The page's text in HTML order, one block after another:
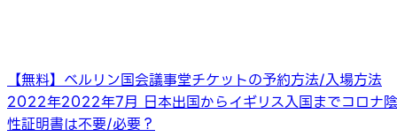
【無料】ベルリン国会議事堂チケットの予約方法/入場方法
2022年2022年7月 日本出国からイギリス入国までコロナ陰
性証明書は不要/必要？